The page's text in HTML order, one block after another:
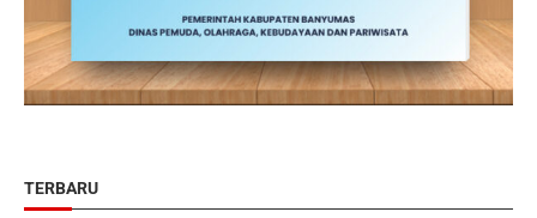
TERBARU